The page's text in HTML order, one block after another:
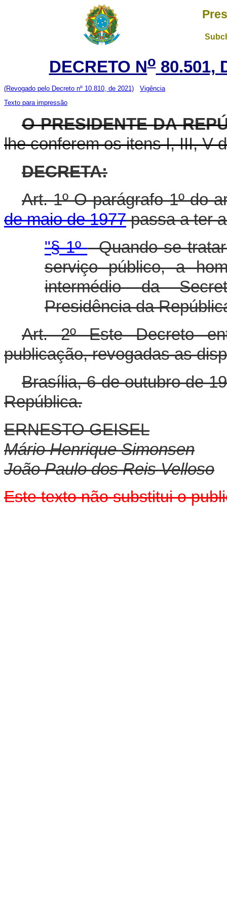
DECRETO No80.501,
(Revogado pelo Decreto nº 10.810, de 2021)
Vigência
Texto para impressão
O PRESIDENTE DA
lhe conferem os itens I, III, V
DECRETA:
Art. 1º O parágrafo 1º do
de maio de 1977passa a ter
"§ 1º- Quando se
serviço público, a
intermédio da
Presidência da
Art. 2º Este Decreto
publicação, revogadas as
Brasília, 6 de outubro de
República.
ERNESTO GEISEL
Mário Henrique Simonsen
João Paulo dos Reis Velloso
Este texto não substitui o